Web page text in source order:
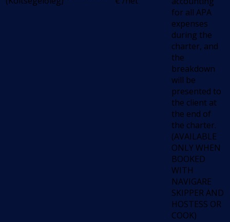
for all APA
expenses
during the
charter, and
the
breakdown
will be
presented to
the client at
the end of
the charter.
(AVAILABLE
ONLY WHEN
BOOKED
WITH
NAVIGARE
SKIPPER AND
HOSTESS OR
COOK)